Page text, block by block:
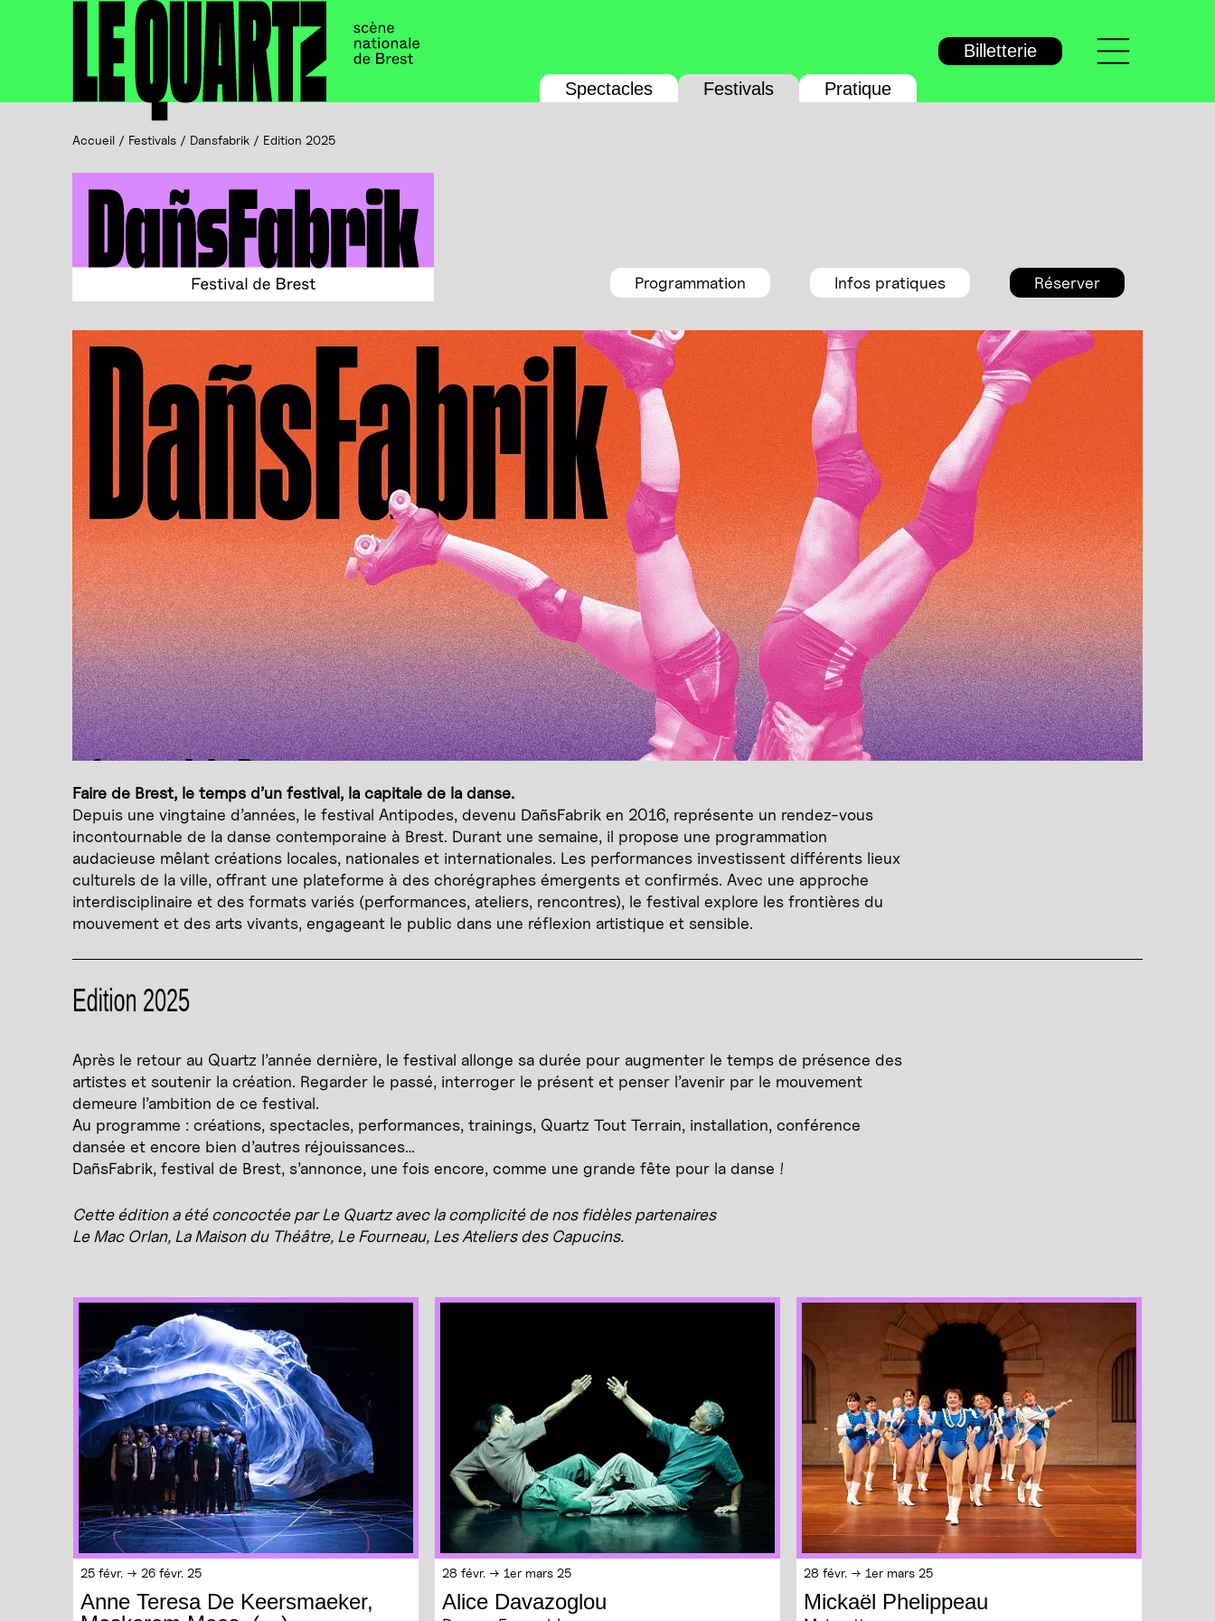
Panneau de gestion des cookies
Spectacles Festivals Pratique
Billetterie
Menu
Accueil / Festivals / Dansfabrik / Edition 2025
Programmation Infos pratiques Réserver
Faire de Brest, le temps d’un festival, la capitale de la danse.
Depuis une vingtaine d’années, le festival Antipodes, devenu DañsFabrik en 2016, représente un rendez-vous
incontournable de la danse contemporaine à Brest. Durant une semaine, il propose une programmation
audacieuse mêlant créations locales, nationales et internationales. Les performances investissent différents lieux
culturels de la ville, offrant une plateforme à des chorégraphes émergents et confirmés. Avec une approche
interdisciplinaire et des formats variés (performances, ateliers, rencontres), le festival explore les frontières du
mouvement et des arts vivants, engageant le public dans une réflexion artistique et sensible.
Edition 2025
Après le retour au Quartz l’année dernière, le festival allonge sa durée pour augmenter le temps de présence des
artistes et soutenir la création. Regarder le passé, interroger le présent et penser l’avenir par le mouvement
demeure l’ambition de ce festival.
Au programme : créations, spectacles, performances, trainings, Quartz Tout Terrain, installation, conférence
dansée et encore bien d’autres réjouissances…
DañsFabrik, festival de Brest, s’annonce, une fois encore, comme une grande fête pour la danse !
Cette édition a été concoctée par Le Quartz avec la complicité de nos fidèles partenaires
Le Mac Orlan, La Maison du Théâtre, Le Fourneau, Les Ateliers des Capucins.
25 févr. → 26 févr. 25
Anne Teresa De Keersmaeker,
28 févr. → 1er mars 25
Alice Davazoglou
28 févr. → 1er mars 25
Mickaël Phelippeau